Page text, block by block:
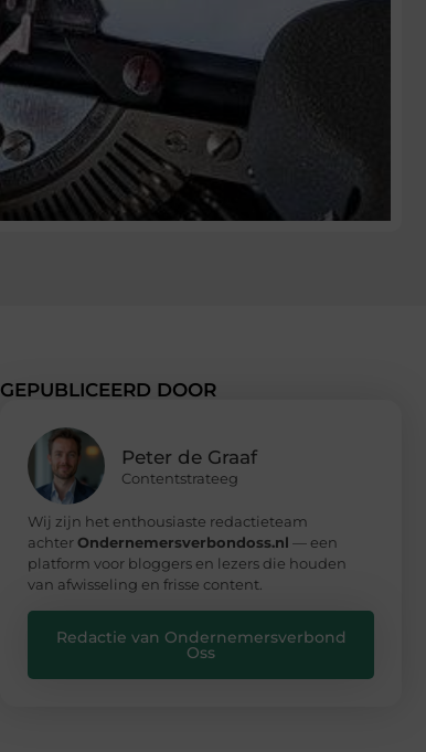
GEPUBLICEERD DOOR
Peter de Graaf
Contentstrateeg
Wij zijn het enthousiaste redactieteam
achterOndernemersverbondoss.nl — een
platform voor bloggers en lezers die houden
van afwisseling en frisse content.
Redactie van Ondernemersverbond
Oss